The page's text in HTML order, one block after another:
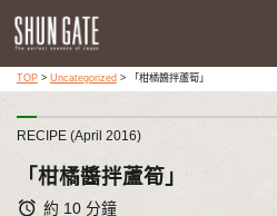
TOP> Uncategorized > 「柑橘醬拌蘆筍」
RECIPE (April 2016)
「柑橘醬拌蘆筍」
alarm 約 10 分鐘